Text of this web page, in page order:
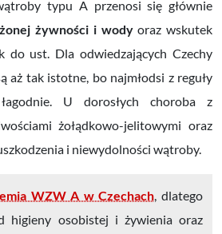
typu A przenosi się głównie
żywności i wodyoraz wskutek
do ust. Dla odwiedzających Czechy
aż tak istotne, bo najmłodsi z reguły
U dorosłych choroba z
żołądkowo-jelitowymi oraz
i niewydolności wątroby.
WZW A w Czechach, dlatego
higieny osobistej i żywienia oraz